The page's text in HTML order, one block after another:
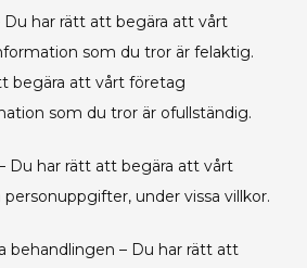
Du har rätt att begära att vårt
som du tror är felaktig.
begära att vårt företag
som du tror är ofullständig.
Du har rätt att begära att vårt
under vissa villkor.
behandlingen – Du har rätt att